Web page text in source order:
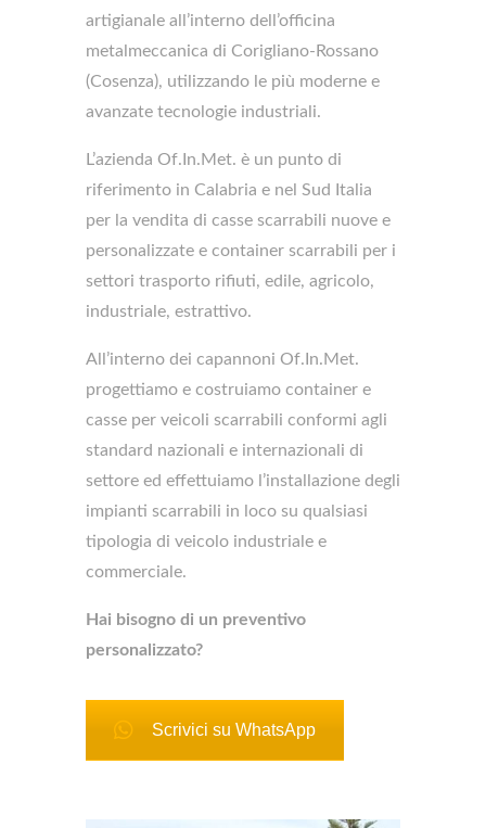
artigianale all’interno dell’officina
metalmeccanica di Corigliano-Rossano
(Cosenza), utilizzando le più moderne e
avanzate tecnologie industriali.
L’azienda Of.In.Met. è un punto di
riferimento in Calabria e nel Sud Italia
per la vendita di casse scarrabili nuove e
personalizzate e container scarrabili per i
settori trasporto rifiuti, edile, agricolo,
industriale, estrattivo.
All’interno dei capannoni Of.In.Met.
progettiamo e costruiamo container e
casse per veicoli scarrabili conformi agli
standard nazionali e internazionali di
settore ed effettuiamo l’installazione degli
impianti scarrabili in loco su qualsiasi
tipologia di veicolo industriale e
commerciale.
Hai bisogno di un preventivo
personalizzato?
Scrivici su WhatsApp